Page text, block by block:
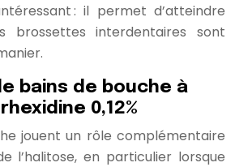
: il permet d’atteindre
brossettes interdentaires sont
bains de bouche à
0,12%
jouent un rôle complémentaire
l’halitose, en particulier lorsque